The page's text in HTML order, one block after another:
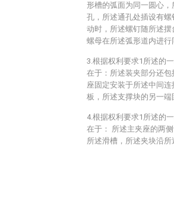
形槽的弧面为同一圆心
孔，所述通孔处插设有
动时，所述螺钉随所述
螺母在所述弧形道内进行
3.根据权利要求1所述的
在于：所述装夹部分还
座固定安装于所述中间
板，所述支撑块的另一端
4.根据权利要求1所述的
在于： 所述主夹座的两
所述滑槽，所述夹块沿所